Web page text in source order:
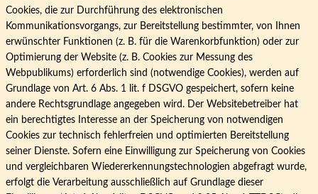
Cookies, die zur Durchführung des elektronischen
Kommunikationsvorgangs, zur Bereitstellung bestimmter, von Ihnen
erwünschter Funktionen (z. B. für die Warenkorbfunktion) oder zur
Optimierung der Website (z. B. Cookies zur Messung des
Webpublikums) erforderlich sind (notwendige Cookies), werden auf
Grundlage von Art. 6 Abs. 1 lit. f DSGVO gespeichert, sofern keine
andere Rechtsgrundlage angegeben wird. Der Websitebetreiber hat
ein berechtigtes Interesse an der Speicherung von notwendigen
Cookies zur technisch fehlerfreien und optimierten Bereitstellung
seiner Dienste. Sofern eine Einwilligung zur Speicherung von Cookies
und vergleichbaren Wiedererkennungstechnologien abgefragt wurde,
erfolgt die Verarbeitung ausschließlich auf Grundlage dieser